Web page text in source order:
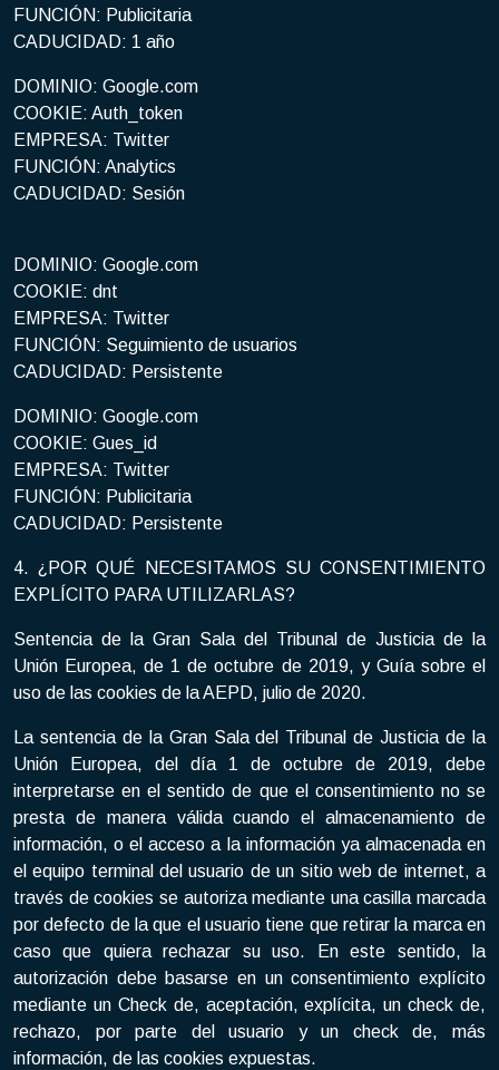
FUNCIÓN: Publicitaria
CADUCIDAD: 1 año
DOMINIO: Google.com
COOKIE: Auth_token
EMPRESA: Twitter
FUNCIÓN: Analytics
CADUCIDAD: Sesión
DOMINIO: Google.com
COOKIE: dnt
EMPRESA: Twitter
FUNCIÓN: Seguimiento de usuarios
CADUCIDAD: Persistente
DOMINIO: Google.com
COOKIE: Gues_id
EMPRESA: Twitter
FUNCIÓN: Publicitaria
CADUCIDAD: Persistente
4. ¿POR QUÉ NECESITAMOS SU CONSENTIMIENTO
EXPLÍCITO PARA UTILIZARLAS?
Sentencia de la Gran Sala del Tribunal de Justicia de la
Unión Europea, de 1 de octubre de 2019, y Guía sobre el
uso de las cookies de la AEPD, julio de 2020.
La sentencia de la Gran Sala del Tribunal de Justicia de la
Unión Europea, del día 1 de octubre de 2019, debe
interpretarse en el sentido de que el consentimiento no se
presta de manera válida cuando el almacenamiento de
información, o el acceso a la información ya almacenada en
el equipo terminal del usuario de un sitio web de internet, a
través de cookies se autoriza mediante una casilla marcada
por defecto de la que el usuario tiene que retirar la marca en
caso que quiera rechazar su uso. En este sentido, la
autorización debe basarse en un consentimiento explícito
mediante un Check de, aceptación, explícita, un check de,
rechazo, por parte del usuario y un check de, más
información, de las cookies expuestas.